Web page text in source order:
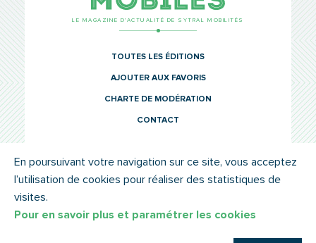
LE MAGAZINE D’ACTUALITÉ DE SYTRAL MOBILITÉS
TOUTES LES ÉDITIONS
AJOUTER AUX FAVORIS
CHARTE DE MODÉRATION
CONTACT
© SYTRAL MOBILITÉS 2022 MENTIONS LÉGALES
En poursuivant votre navigation sur ce site, vous acceptez
l’utilisation de cookies pour réaliser des statistiques de
visites.
Pour en savoir plus et paramétrer les cookies